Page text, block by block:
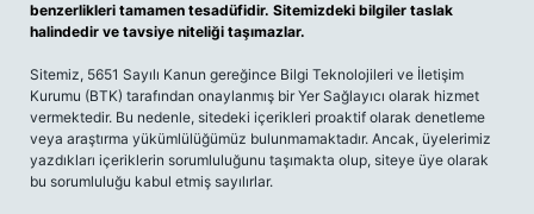
benzerlikleri tamamen tesadüfidir. Sitemizdeki bilgiler taslak
halindedir ve tavsiye niteliği taşımazlar.
Sitemiz, 5651 Sayılı Kanun gereğince Bilgi Teknolojileri ve İletişim
Kurumu (BTK) tarafından onaylanmış bir Yer Sağlayıcı olarak hizmet
vermektedir. Bu nedenle, sitedeki içerikleri proaktif olarak denetleme
veya araştırma yükümlülüğümüz bulunmamaktadır. Ancak, üyelerimiz
yazdıkları içeriklerin sorumluluğunu taşımakta olup, siteye üye olarak
bu sorumluluğu kabul etmiş sayılırlar.